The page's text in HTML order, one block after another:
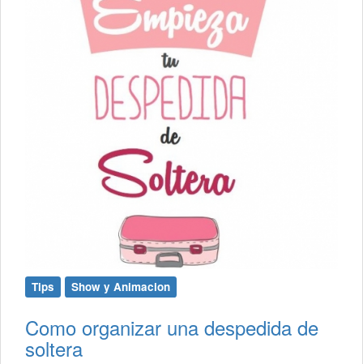
Tips Show y Animacion
Como organizar una despedida de
soltera